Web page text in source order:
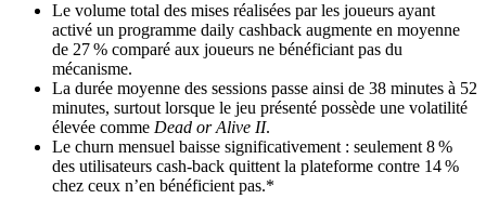
Le volume total des mises réalisées par les joueurs ayant
activé un programme daily cashback augmente en moyenne
de 27 % comparé aux joueurs ne bénéficiant pas du
mécanisme.
La durée moyenne des sessions passe ainsi de 38 minutes à 52
minutes, surtout lorsque le jeu présenté possède une volatilité
élevée comme Dead or Alive II.
Le churn mensuel baisse significativement : seulement 8 %
des utilisateurs cash‑back quittent la plateforme contre 14 %
chez ceux n’en bénéficient pas.*